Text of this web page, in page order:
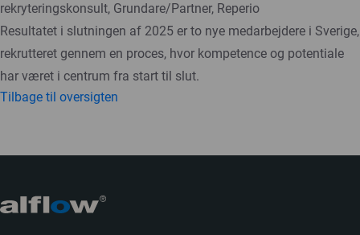
rekryteringskonsult, Grundare/Partner, Reperio
Resultatet i slutningen af 2025 er to nye medarbejdere i Sverige,
rekrutteret gennem en proces, hvor kompetence og potentiale
har været i centrum fra start til slut.
Tilbage til oversigten